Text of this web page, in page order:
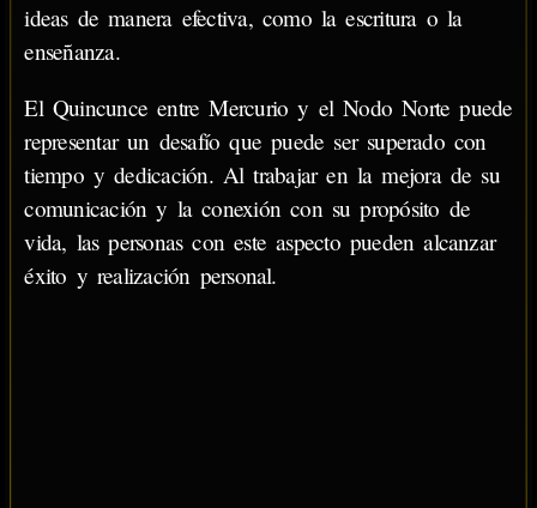
ideas de manera efectiva, como la escritura o la
enseñanza.
El Quincunce entre Mercurio y el Nodo Norte puede
representar un desafío que puede ser superado con
tiempo y dedicación. Al trabajar en la mejora de su
comunicación y la conexión con su propósito de
vida, las personas con este aspecto pueden alcanzar
éxito y realización personal.